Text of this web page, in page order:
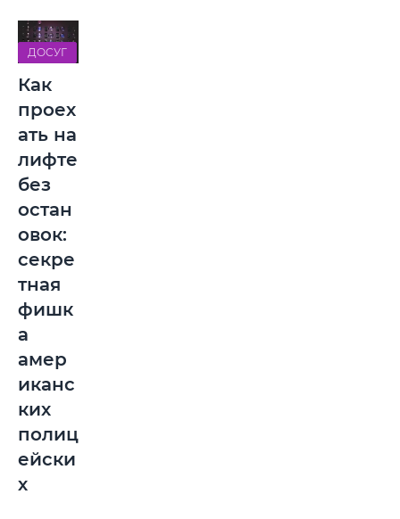
ДОСУГ
Как
проех
ать на
лифте
без
остан
овок:
секре
тная
фишк
а
амер
иканс
ких
полиц
ейски
х